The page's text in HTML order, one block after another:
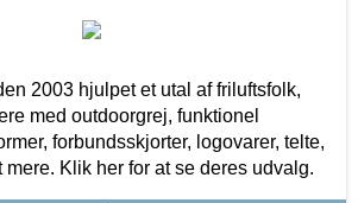
2003 hjulpet et utal af friluftsfolk,
med outdoorgrej, funktionel
forbundsskjorter, logovarer, telte,
Klik her for at se deres udvalg.